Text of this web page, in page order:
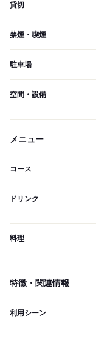
貸切
禁煙・喫煙
駐車場
空間・設備
メニュー
コース
ドリンク
料理
特徴・関連情報
利用シーン